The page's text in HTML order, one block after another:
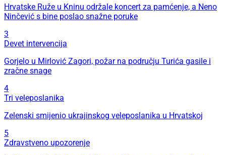
Hrvatske Ruže u Kninu održale koncert za pamćenje, a Neno
Ninčević s bine poslao snažne poruke
3
Devet intervencija
Gorjelo u Mirlović Zagori, požar na području Turića gasile i
zračne snage
4
Tri veleposlanika
Zelenski smijenio ukrajinskog veleposlanika u Hrvatskoj
5
Zdravstveno upozorenje